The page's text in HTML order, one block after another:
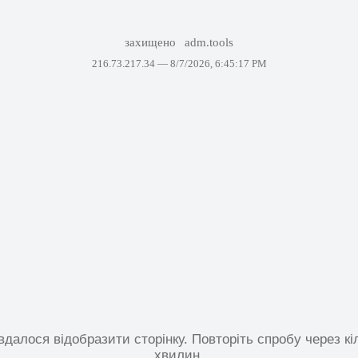
захищено adm.tools
216.73.217.34 — 8/7/2026, 6:45:17 PM
відобразити сторінку. Повторіть спробу через